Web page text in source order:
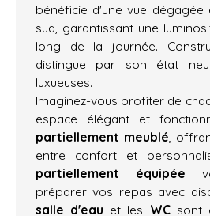
bénéficie d'une vue dégagée
sud, garantissant une
long de la journée.
distingue par son état
luxueuses.
Imaginez-vous profiter de
espace élégant et
partiellement meublé ,
entre confort et
partiellement équipée
préparer vos repas avec
salle d'eau et les WCsont